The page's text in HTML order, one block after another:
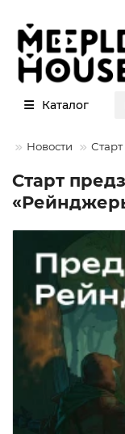
Каталог
Новости
Старт